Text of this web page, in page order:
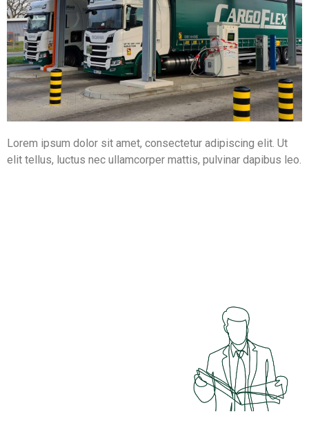
Lorem ipsum dolor sit amet, consectetur adipiscing elit. Ut
elit tellus, luctus nec ullamcorper mattis, pulvinar dapibus leo.